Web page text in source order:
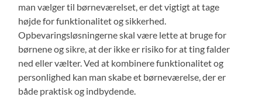
man vælger til børneværelset, er det vigtigt at tage
højde for funktionalitet og sikkerhed.
Opbevaringsløsningerne skal være lette at bruge for
børnene og sikre, at der ikke er risiko for at ting falder
ned eller vælter. Ved at kombinere funktionalitet og
personlighed kan man skabe et børneværelse, der er
både praktisk og indbydende.